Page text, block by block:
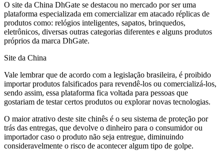
O site da China DhGate se destacou no mercado por ser uma
plataforma especializada em comercializar em atacado réplicas de
produtos como: relógios inteligentes, sapatos, brinquedos,
eletrônicos, diversas outras categorias diferentes e alguns produtos
próprios da marca DhGate.
Site da China
Vale lembrar que de acordo com a legislação brasileira, é proibido
importar produtos falsificados para revendê-los ou comercializá-los,
sendo assim, essa plataforma fica voltada para pessoas que
gostariam de testar certos produtos ou explorar novas tecnologias.
O maior atrativo deste site chinês é o seu sistema de proteção por
trás das entregas, que devolve o dinheiro para o consumidor ou
importador caso o produto não seja entregue, diminuindo
consideravelmente o risco de acontecer algum tipo de golpe.